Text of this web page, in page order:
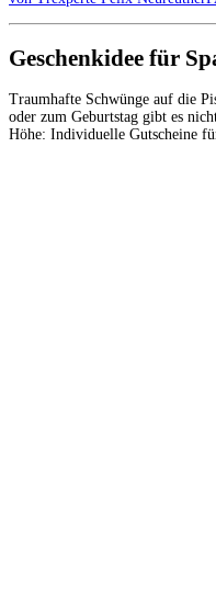
Geschenkidee für
Traumhafte Schwünge auf die
oder zum Geburtstag gibt es
Höhe: Individuelle Gutscheine